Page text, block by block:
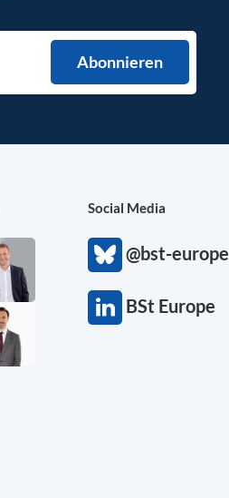
Social Media
@bst-europe
BSt Europe